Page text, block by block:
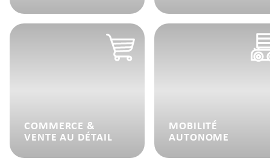
COMMERCE &
VENTE AU DÉTAIL
MOBILITÉ
AUTONOME